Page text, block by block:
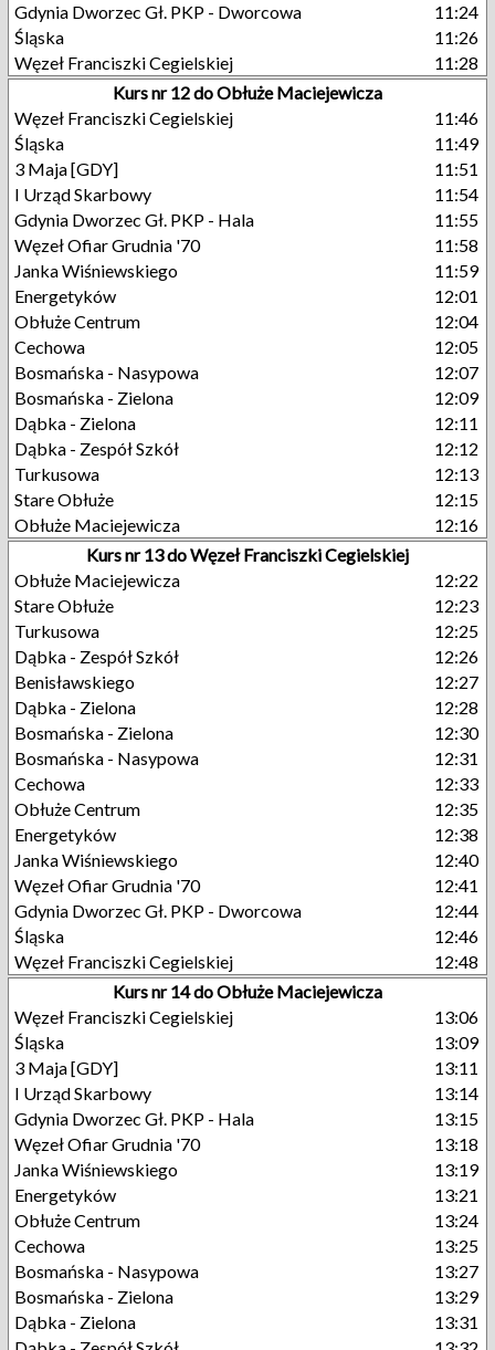
Gdynia Dworzec Gł. PKP - Dworcowa
11:24
Śląska
11:26
Węzeł Franciszki Cegielskiej
11:28
Kurs nr 12 do Obłuże Maciejewicza
Węzeł Franciszki Cegielskiej
11:46
Śląska
11:49
3 Maja [GDY]
11:51
I Urząd Skarbowy
11:54
Gdynia Dworzec Gł. PKP - Hala
11:55
Węzeł Ofiar Grudnia '70
11:58
Janka Wiśniewskiego
11:59
Energetyków
12:01
Obłuże Centrum
12:04
Cechowa
12:05
Bosmańska - Nasypowa
12:07
Bosmańska - Zielona
12:09
Dąbka - Zielona
12:11
Dąbka - Zespół Szkół
12:12
Turkusowa
12:13
Stare Obłuże
12:15
Obłuże Maciejewicza
12:16
Kurs nr 13 do Węzeł Franciszki Cegielskiej
Obłuże Maciejewicza
12:22
Stare Obłuże
12:23
Turkusowa
12:25
Dąbka - Zespół Szkół
12:26
Benisławskiego
12:27
Dąbka - Zielona
12:28
Bosmańska - Zielona
12:30
Bosmańska - Nasypowa
12:31
Cechowa
12:33
Obłuże Centrum
12:35
Energetyków
12:38
Janka Wiśniewskiego
12:40
Węzeł Ofiar Grudnia '70
12:41
Gdynia Dworzec Gł. PKP - Dworcowa
12:44
Śląska
12:46
Węzeł Franciszki Cegielskiej
12:48
Kurs nr 14 do Obłuże Maciejewicza
Węzeł Franciszki Cegielskiej
13:06
Śląska
13:09
3 Maja [GDY]
13:11
I Urząd Skarbowy
13:14
Gdynia Dworzec Gł. PKP - Hala
13:15
Węzeł Ofiar Grudnia '70
13:18
Janka Wiśniewskiego
13:19
Energetyków
13:21
Obłuże Centrum
13:24
Cechowa
13:25
Bosmańska - Nasypowa
13:27
Bosmańska - Zielona
13:29
Dąbka - Zielona
13:31